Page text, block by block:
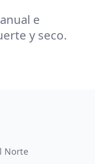
e
y seco.
Norte